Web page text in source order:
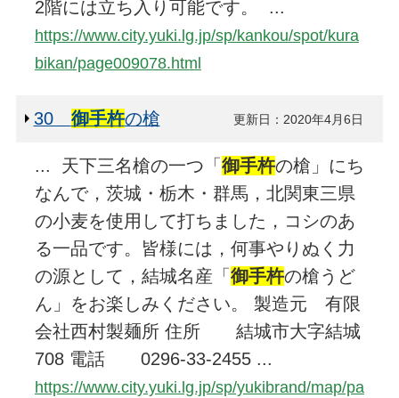
2階には立ち入り可能です。 ...
https://www.city.yuki.lg.jp/sp/kankou/spot/kura
bikan/page009078.html
30 御手杵の槍 更新日：2020年4月6日
... 天下三名槍の一つ「 御手杵の槍」にち
なんで，茨城・栃木・群馬，北関東三県
の小麦を使用して打ちました，コシのあ
る一品です。皆様には，何事やりぬく力
の源として，結城名産「 御手杵の槍うど
ん」をお楽しみください。 製造元 有限
会社西村製麺所 住所 結城市大字結城
708 電話 0296-33-2455 ...
https://www.city.yuki.lg.jp/sp/yukibrand/map/pa